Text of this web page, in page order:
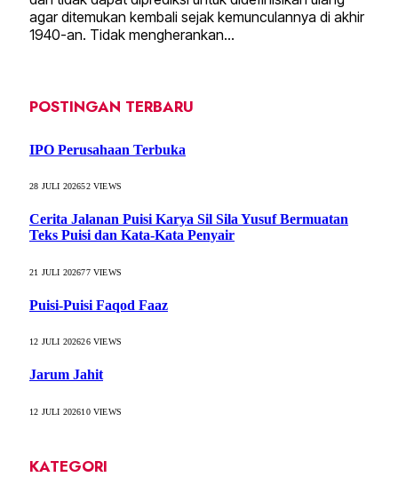
agar ditemukan kembali sejak kemunculannya di akhir
1940-an. Tidak mengherankan…
POSTINGAN TERBARU
IPO Perusahaan Terbuka
28 JULI 202652VIEWS
Cerita Jalanan Puisi Karya Sil Sila Yusuf Bermuatan
Teks Puisi dan Kata-Kata Penyair
21 JULI 202677VIEWS
Puisi-Puisi Faqod Faaz
12 JULI 202626VIEWS
Jarum Jahit
12 JULI 202610VIEWS
KATEGORI